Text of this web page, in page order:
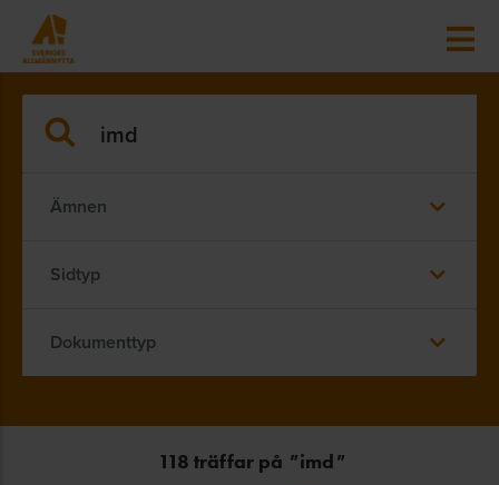
Ämnen
Sidtyp
Dokumenttyp
118 träffar på "imd"